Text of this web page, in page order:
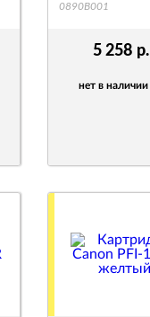
5 258 р.
нет в наличии
0890B001